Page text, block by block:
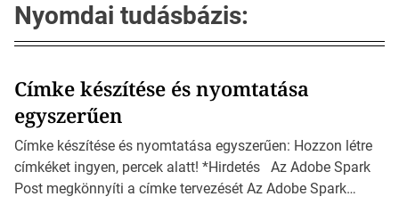
Nyomdai tudásbázis:
Címke készítése és nyomtatása
egyszerűen
Címke készítése és nyomtatása egyszerűen: Hozzon létre
címkéket ingyen, percek alatt! *Hirdetés Az Adobe Spark
Post megkönnyíti a címke tervezését Az Adobe Spark